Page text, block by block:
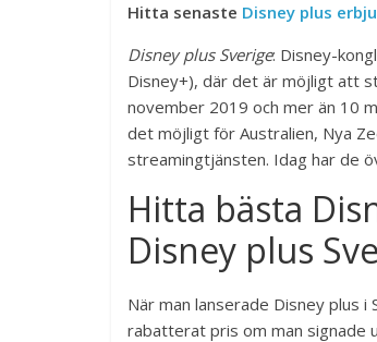
Hitta senaste Disney plus
Disney plus Sverige: Disney-
Disney+), där det är möjligt att
november 2019 och mer än 10
det möjligt för Australien, Nya
streamingtjänsten. Idag har de
Hitta bästa
Disney plus
När man lanserade Disney plus
rabatterat pris om man signade